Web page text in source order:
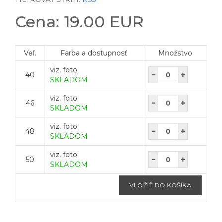
Cena: 19.00 EUR
Veľ. Farba a dostupnosť Množstvo
40
viz. foto
SKLADOM
46
viz. foto
SKLADOM
48
viz. foto
SKLADOM
50
viz. foto
SKLADOM